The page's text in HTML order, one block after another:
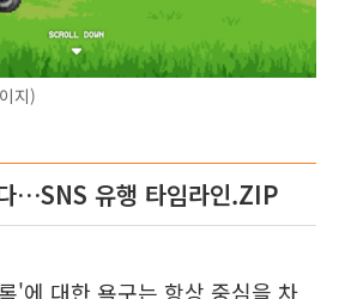
지)
…SNS 유행 타임라인.ZIP
'에 대한 욕구는 항상 중심을 차